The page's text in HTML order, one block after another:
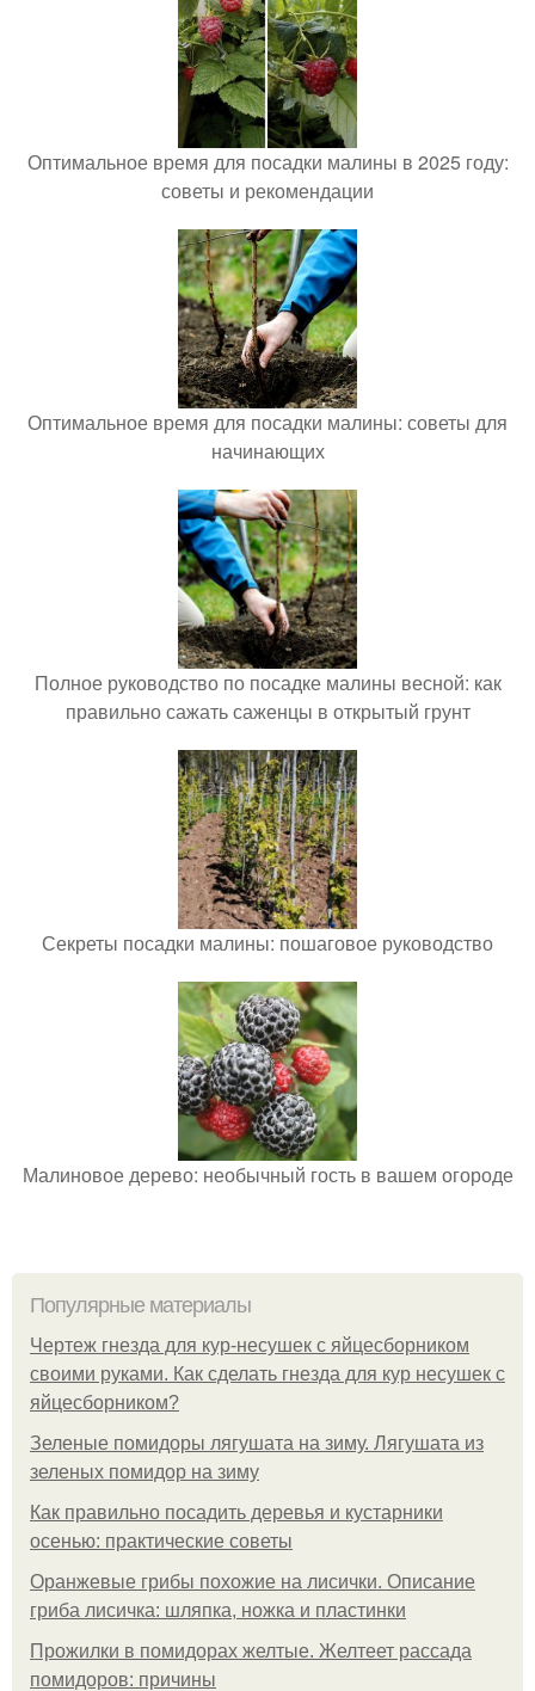
Оптимальное время для посадки малины в 2025 году:
советы и рекомендации
Оптимальное время для посадки малины: советы для
начинающих
Полное руководство по посадке малины весной: как
правильно сажать саженцы в открытый грунт
Секреты посадки малины: пошаговое руководство
Малиновое дерево: необычный гость в вашем огороде
Популярные материалы
Чертеж гнезда для кур-несушек с яйцесборником
своими руками. Как сделать гнезда для кур несушек с
яйцесборником?
Зеленые помидоры лягушата на зиму. Лягушата из
зеленых помидор на зиму
Как правильно посадить деревья и кустарники
осенью: практические советы
Оранжевые грибы похожие на лисички. Описание
гриба лисичка: шляпка, ножка и пластинки
Прожилки в помидорах желтые. Желтеет рассада
помидоров: причины